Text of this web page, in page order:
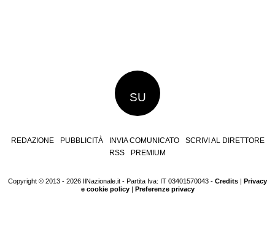
SU
REDAZIONE PUBBLICITÀ INVIA COMUNICATO
SCRIVI AL DIRETTORE
RSS
PREMIUM
Copyright © 2013 - 2026 IlNazionale.it - Partita Iva: IT 03401570043 - Credits | Privacy
e cookie policy| Preferenze privacy